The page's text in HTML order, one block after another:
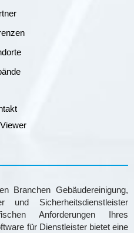
Branchen Gebäudereinigung,
und Sicherheitsdienstleister
Anforderungen Ihres
für Dienstleister bietet eine